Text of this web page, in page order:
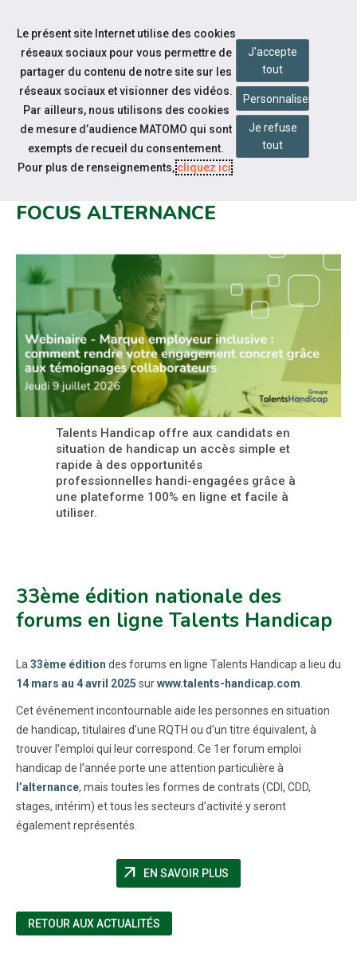
Aller au contenu
Notre actualité
FORUM EMPLOI HANDICAP DU 14
FOCUS ALTERNANCE
Talents Handicap offre aux candidats en
situation de handicap un accès simple et
rapide à des opportunités
professionnelles handi-engagées grâce à
une plateforme 100% en ligne et facile à
utiliser.
33ème édition nationale des
forums en ligne Talents Handicap
La 33ème édition des forums en ligne Talents Handicap a lieu du
14 mars au 4 avril 2025 surwww.talents-handicap.com
Cet événement incontournable aide les personnes en situation
de handicap, titulaires d’une RQTH ou d’un titre équivalent, à
trouver l’emploi qui leur correspond. Ce 1er forum emploi
handicap de l’année porte une attention particulière à
l’alternance, mais toutes les formes de contrats (CDI, CDD,
stages, intérim) et tous les secteurs d’activité y seront
également représentés.
arrow_outward EN SAVOIR PLUS
RETOUR AUX ACTUALITÉS
Le présent site Internet utilise des cookies
réseaux sociaux pour vous permettre de
partager du contenu de notre site sur les
réseaux sociaux et visionner des vidéos.
Par ailleurs, nous utilisons des cookies
de mesure d’audience MATOMO qui sont
exempts de recueil du consentement.
Pour plus de renseignements,cliquez ici.
J'accepte
tout
Personnaliser
Je refuse
tout